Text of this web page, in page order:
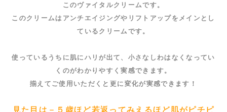
このヴァイタルクリームです。
このクリームはアンチエイジングやリフトアップをメインとし
ているクリームです。
使っているうちに肌にハリが出て、小さなしわはなくなってい
くのがわかりやすく実感できます。
揃えてご使用いただくと更に変化が実感できます！
見た目は－５歳ほど若返ってみえるほど肌がピチピ